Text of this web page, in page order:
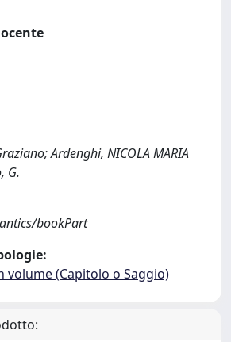
Ardenghi, NICOLA MARIA
G.
bookPart
volume (Capitolo o Saggio)